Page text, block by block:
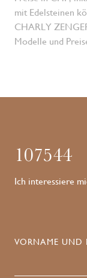
mit Edelsteinen
CHARLY
Modelle und
107544
Ich interessiere
VORNAME UND